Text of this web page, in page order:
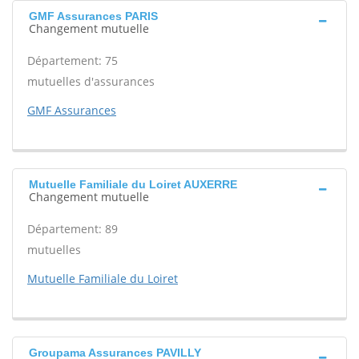
GMF Assurances PARIS
Changement mutuelle
Département: 75
mutuelles d'assurances
GMF Assurances
Mutuelle Familiale du Loiret AUXERRE
Changement mutuelle
Département: 89
mutuelles
Mutuelle Familiale du Loiret
Groupama Assurances PAVILLY